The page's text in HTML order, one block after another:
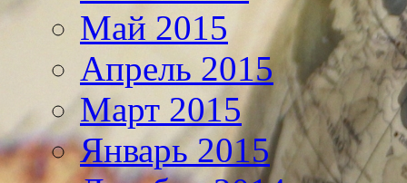
Май 2015
Апрель 2015
Март 2015
Январь 2015